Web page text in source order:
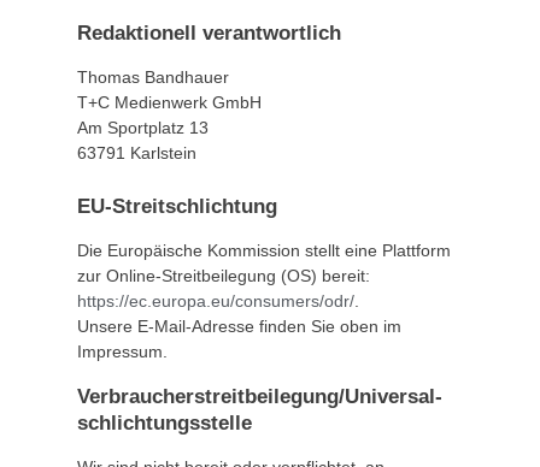
Redaktionell verantwortlich
Thomas Bandhauer
T+C Medienwerk GmbH
Am Sportplatz 13
63791 Karlstein
EU-Streitschlichtung
Die Europäische Kommission stellt eine Plattform
zur Online-Streitbeilegung (OS) bereit:
https://ec.europa.eu/consumers/odr/.
Unsere E-Mail-Adresse finden Sie oben im
Impressum.
Verbraucher­streit­beilegung/Universal­
schlichtungs­stelle